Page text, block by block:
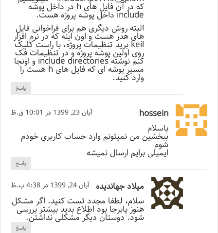
که در آن فایل های h در داخل پوشه
include داخل پوشه پروژه هست.
البته روش دیگری هم برای فراخوانی فایل
های هدر هست و اون اینه که در نرم افزار
keil برید تنظیمات پروژه، با راست کلیک
روی اولین پوشه پروژه و در تنظیمات فک
کنم نوشته include directories و اونجا
مسیر پوشه ای که فایل های h هست را
وارد کنید.
پاسخ
hossein آبان 23, 1399 در 10:01 ق.ظ
باسلام
ببخشین من نمیتونم وارد حساب کاربری خودم
شوم
ایمیلی برایم ارسال نمیشه
پاسخ
میلاد جهاندیده آبان 24, 1399 در 4:38 ب.ظ
سلام، لطفا مجدد تست کنید. اگر مشکل
هنوز پابرجا بود اطلاع بدید بیشتر بررسی
شود. دوستان دیگر مشکلی نداشتن.
پاسخ